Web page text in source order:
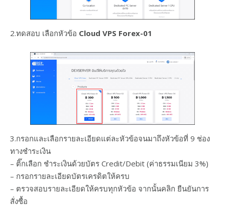
2.ทดสอบ เลือกหัวข้อ Cloud VPS Forex-01
3.กรอกและเลือกรายละเอียดแต่ละหัวข้อจนมาถึงหัวข้อที่ 9 ช่อง
ทางชำระเงิน
– ติ๊กเลือก ชำระเงินด้วยบัตร Credit/Debit (ค่าธรรมเนียม 3%)
– กรอกรายละเอียดบัตรเครดิตให้ครบ
– ตรวจสอบรายละเอียดให้ครบทุกหัวข้อ จากนั้นคลิก ยืนยันการ
สั่งซื้อ